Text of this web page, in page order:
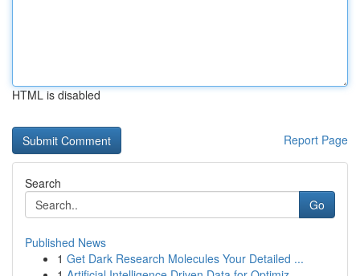
HTML is disabled
Report Page
Search
Go
Published News
1 Get Dark Research Molecules Your Detailed ...